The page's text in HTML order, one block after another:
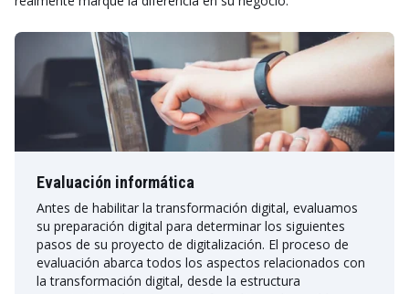
Evaluación informática
Antes de habilitar la transformación digital, evaluamos
su preparación digital para determinar los siguientes
pasos de su proyecto de digitalización. El proceso de
evaluación abarca todos los aspectos relacionados con
la transformación digital, desde la estructura